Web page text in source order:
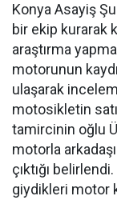
Konya Asayiş
bir ekip kurarak
araştırma
motorunun
ulaşarak
motosikletin
tamircinin oğlu
motorla
çıktığı
giydikleri motor